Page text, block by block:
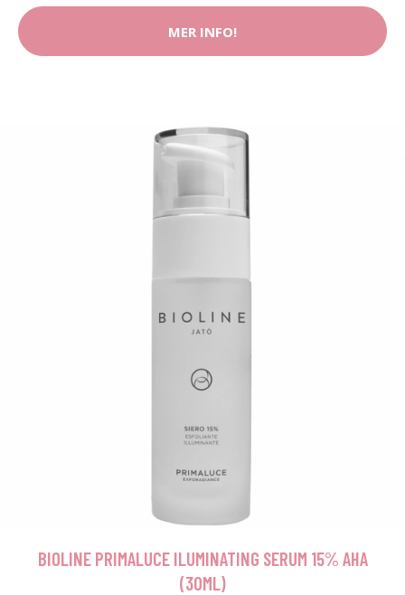
MER INFO!
BIOLINE PRIMALUCE ILUMINATING SERUM 15% AHA
(30ML)